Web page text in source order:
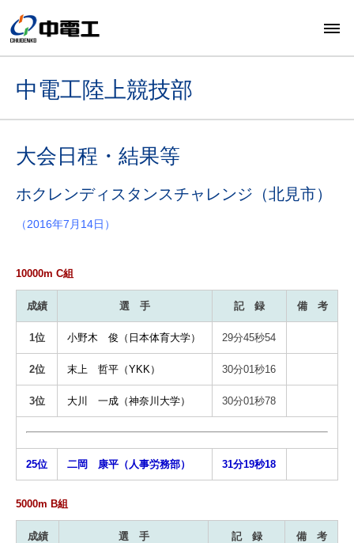
中電工陸上競技部
大会日程・結果等
ホクレンディスタンスチャレンジ（北見市）
（2016年7月14日）
10000m C組
成績 選 手 記 録 備 考
1位 小野木 俊（日本体育大学） 29分45秒54
2位 末上 哲平（YKK） 30分01秒16
3位 大川 一成（神奈川大学） 30分01秒78
25位 二岡 康平（人事労務部） 31分19秒18
5000m B組
成績 選 手 記 録 備 考